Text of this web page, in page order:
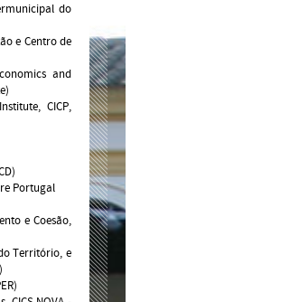
do
e Centro de
and
CICP,
Portugal
e Coesão,
Território, e